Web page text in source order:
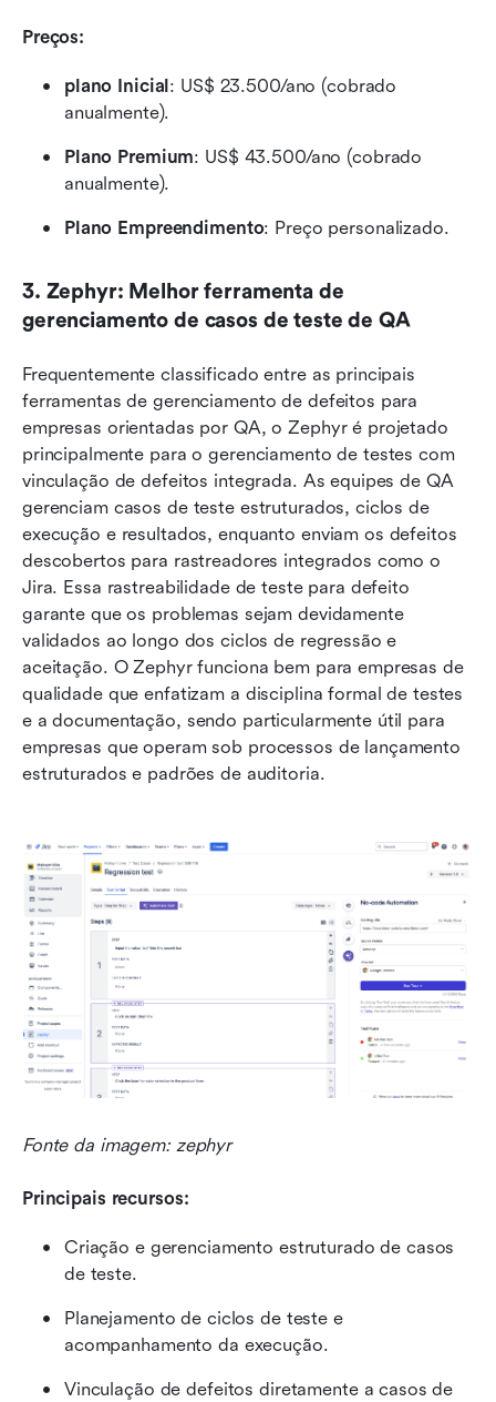
Preços:
plano Inicial: US$ 23.500/ano (cobrado
anualmente).
Plano Premium: US$ 43.500/ano (cobrado
anualmente).
Plano Empreendimento: Preço personalizado.
3. Zephyr: Melhor ferramenta de
gerenciamento de casos de teste de QA
Frequentemente classificado entre as principais
ferramentas de gerenciamento de defeitos para
empresas orientadas por QA, o Zephyr é projetado
principalmente para o gerenciamento de testes com
vinculação de defeitos integrada. As equipes de QA
gerenciam casos de teste estruturados, ciclos de
execução e resultados, enquanto enviam os defeitos
descobertos para rastreadores integrados como o
Jira. Essa rastreabilidade de teste para defeito
garante que os problemas sejam devidamente
validados ao longo dos ciclos de regressão e
aceitação. O Zephyr funciona bem para empresas de
qualidade que enfatizam a disciplina formal de testes
e a documentação, sendo particularmente útil para
empresas que operam sob processos de lançamento
estruturados e padrões de auditoria.
Fonte da imagem: zephyr
Principais recursos:
Criação e gerenciamento estruturado de casos
de teste.
Planejamento de ciclos de teste e
acompanhamento da execução.
Vinculação de defeitos diretamente a casos de